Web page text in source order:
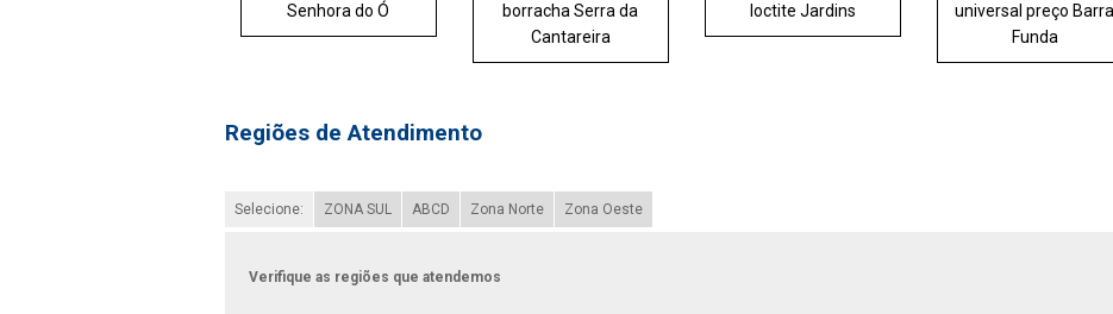
Senhora do Ó
borracha Serra da
Cantareira
loctite Jardins
universal preço Barra
Funda
Regiões de Atendimento
Selecione: ZONA SUL ABCD Zona Norte Zona Oeste
Verifique as regiões que atendemos